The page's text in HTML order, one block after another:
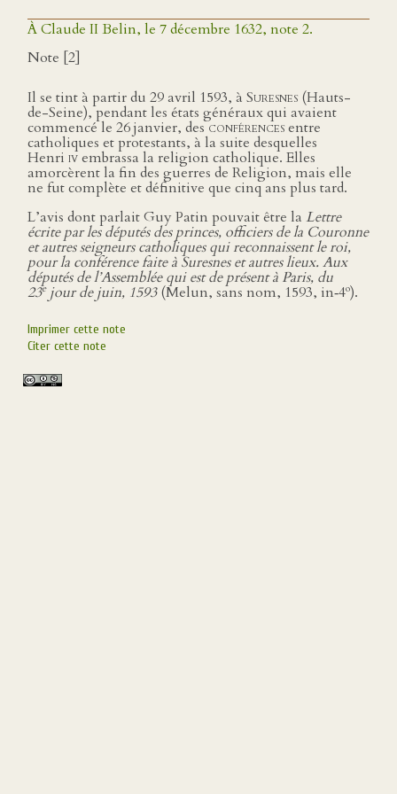
À Claude II Belin, le 7 décembre 1632, note 2.
Note [2]
Il se tint à partir du 29 avril 1593, à Suresnes (Hauts-
de-Seine), pendant les états généraux qui avaient
commencé le 26 janvier, desconférencesentre
catholiques et protestants, à la suite desquelles
Henri ivembrassa la religion catholique. Elles
amorcèrent la fin des guerres de Religion, mais elle
ne fut complète et définitive que cinq ans plus tard.
L’avis dont parlait Guy Patin pouvait être la Lettre
écrite par les députés des princes, officiers de la Couronne
et autres seigneurs catholiques qui reconnaissent le roi,
pour la conférence faite à Suresnes et autres lieux. Aux
députés de l’Assemblée qui est de présent à Paris, du
23ejour de juin, 1593(Melun, sans nom, 1593, in‑4o).
Imprimer cette note
Citer cette note